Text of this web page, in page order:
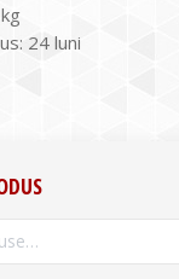
24 luni